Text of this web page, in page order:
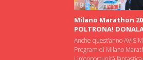
Milano Marathon
POLTRONA!
Anche quest’anno AVIS
Program di Milano